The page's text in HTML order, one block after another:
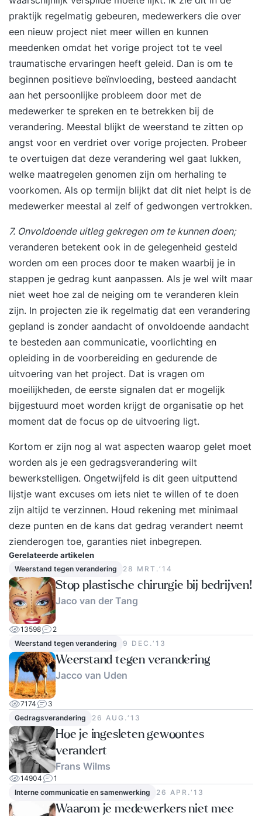
praktijk regelmatig gebeuren, medewerkers die over
een nieuw project niet meer willen en kunnen
meedenken omdat het vorige project tot te veel
traumatische ervaringen heeft geleid. Dan is om te
beginnen positieve beïnvloeding, besteed aandacht
aan het persoonlijke probleem door met de
medewerker te spreken en te betrekken bij de
verandering. Meestal blijkt de weerstand te zitten op
angst voor en verdriet over vorige projecten. Probeer
te overtuigen dat deze verandering wel gaat lukken,
welke maatregelen genomen zijn om herhaling te
voorkomen. Als op termijn blijkt dat dit niet helpt is de
medewerker meestal al zelf of gedwongen vertrokken.
7. Onvoldoende uitleg gekregen om te kunnen doen;
veranderen betekent ook in de gelegenheid gesteld
worden om een proces door te maken waarbij je in
stappen je gedrag kunt aanpassen. Als je wel wilt maar
niet weet hoe zal de neiging om te veranderen klein
zijn. In projecten zie ik regelmatig dat een verandering
gepland is zonder aandacht of onvoldoende aandacht
te besteden aan communicatie, voorlichting en
opleiding in de voorbereiding en gedurende de
uitvoering van het project. Dat is vragen om
moeilijkheden, de eerste signalen dat er mogelijk
bijgestuurd moet worden krijgt de organisatie op het
moment dat de focus op de uitvoering ligt.
Kortom er zijn nog al wat aspecten waarop gelet moet
worden als je een gedragsverandering wilt
bewerkstelligen. Ongetwijfeld is dit geen uitputtend
lijstje want excuses om iets niet te willen of te doen
zijn altijd te verzinnen. Houd rekening met minimaal
deze punten en de kans dat gedrag verandert neemt
zienderogen toe, garanties niet inbegrepen.
Gerelateerde artikelen
Weerstand tegen verandering 28 MRT.‘14
Stop plastische chirurgie bij bedrijven!
Jaco van der Tang
13598
2
Weerstand tegen verandering
9 DEC.‘13
Weerstand tegen verandering
Jacco van Uden
7174
3
Gedragsverandering
26 AUG.‘13
Hoe je ingesleten gewoontes
verandert
Frans Wilms
14904
1
Interne communicatie en samenwerking
26 APR.‘13
Waarom je medewerkers niet mee